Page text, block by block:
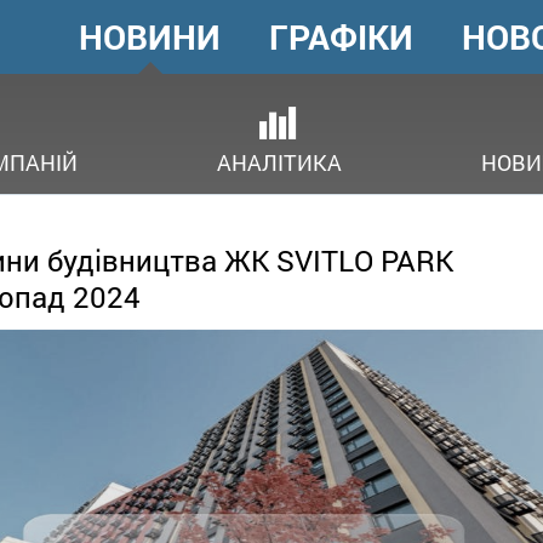
ГОЛОВНЕ
МЕНЮ
НОВИНИ
АНАЛІТИКА
ГРАФІКИ
будівництва ЖК SVITLO PARK
2024